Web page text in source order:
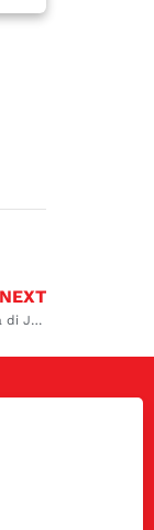
NEXT
Bengkel Suzuki Ertiga di Jakarta deretan 1